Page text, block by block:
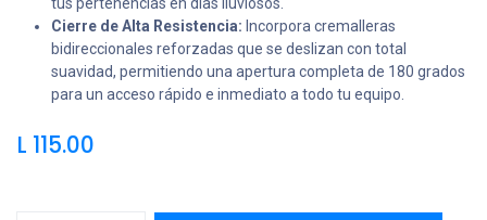
Cierre de Alta Resistencia: Incorpora cremalleras
bidireccionales reforzadas que se deslizan con total
suavidad, permitiendo una apertura completa de 180 grados
para un acceso rápido e inmediato a todo tu equipo.
L 115.00